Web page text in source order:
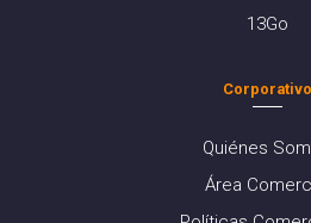
13Go
Corporativo
Quiénes
Área